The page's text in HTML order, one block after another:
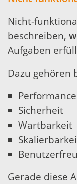
Nicht-
beschreiben,
Aufgaben
Dazu gehören
Performance
Sicherheit
Wartbarkeit
Gerade diese